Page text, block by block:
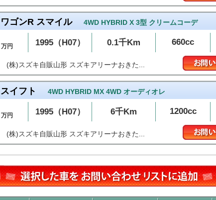
ワゴンR スマイル 4WD HYBRID X 3型 クリームコーデ
万円 1995（H07） 0.1千Km 660cc
(株)スズキ自販山形 スズキアリーナおきた...
スイフト 4WD HYBRID MX 4WD オーディオレ
万円 1995（H07） 6千Km 1200cc
(株)スズキ自販山形 スズキアリーナおきた...